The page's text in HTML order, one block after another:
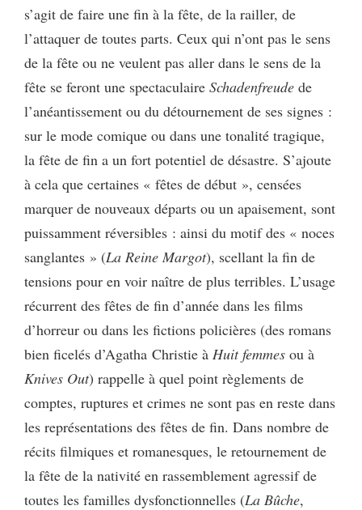
s’agit de faire une fin à la fête, de la railler, de
l’attaquer de toutes parts. Ceux qui n’ont pas le sens
de la fête ou ne veulent pas aller dans le sens de la
fête se feront une spectaculaire Schadenfreude de
l’anéantissement ou du détournement de ses signes :
sur le mode comique ou dans une tonalité tragique,
la fête de fin a un fort potentiel de désastre. S’ajoute
à cela que certaines « fêtes de début », censées
marquer de nouveaux départs ou un apaisement, sont
puissamment réversibles : ainsi du motif des « noces
sanglantes » (La Reine Margot), scellant la fin de
tensions pour en voir naître de plus terribles. L’usage
récurrent des fêtes de fin d’année dans les films
d’horreur ou dans les fictions policières (des romans
bien ficelés d’Agatha Christie à Huit femmes ou à
Knives Out) rappelle à quel point règlements de
comptes, ruptures et crimes ne sont pas en reste dans
les représentations des fêtes de fin. Dans nombre de
récits filmiques et romanesques, le retournement de
la fête de la nativité en rassemblement agressif de
toutes les familles dysfonctionnelles (La Bûche,